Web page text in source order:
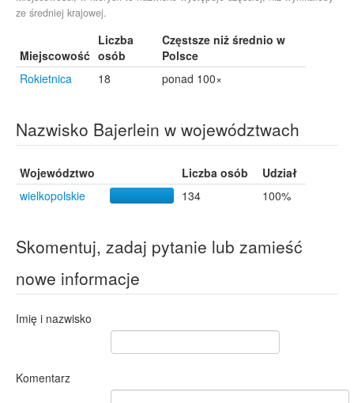
ze średniej krajowej.
Miejscowość
Liczba
osób
Częstsze niż średnio w
Polsce
Rokietnica
18 ponad 100×
Nazwisko Bajerlein w województwach
Województwo Liczba osób
Udział
wielkopolskie
134 100%
Skomentuj, zadaj pytanie lub zamieść
nowe informacje
Imię i nazwisko
Komentarz